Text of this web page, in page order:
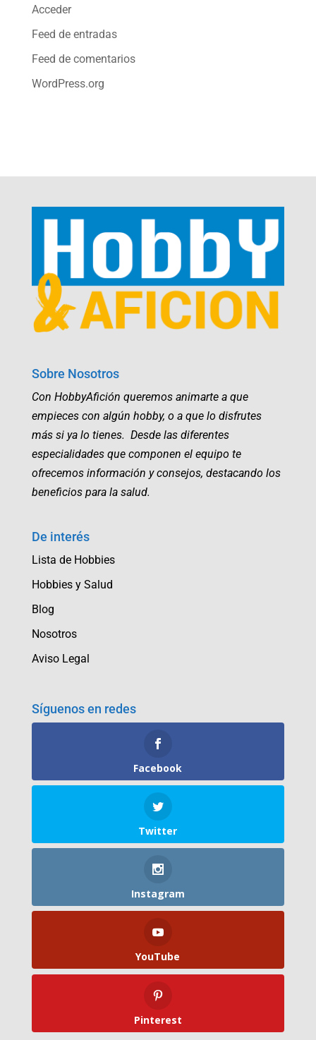
Acceder
Feed de entradas
Feed de comentarios
WordPress.org
Sobre Nosotros
Con HobbyAfición queremos animarte a que
empieces con algún hobby, o a que lo disfrutes
más si ya lo tienes. Desde las diferentes
especialidades que componen el equipo te
ofrecemos información y consejos, destacando los
beneficios para la salud.
De interés
Lista de Hobbies
Hobbies y Salud
Blog
Nosotros
Aviso Legal
Síguenos en redes
Facebook
Twitter
Instagram
YouTube
Pinterest